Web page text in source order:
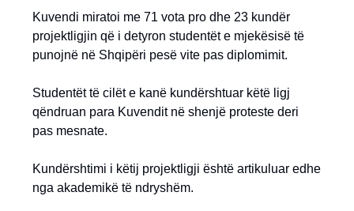
Kuvendi miratoi me 71 vota pro dhe 23 kundër
projektligjin që i detyron studentët e mjekësisë të
punojnë në Shqipëri pesë vite pas diplomimit.
Studentët të cilët e kanë kundërshtuar këtë ligj
qëndruan para Kuvendit në shenjë proteste deri
pas mesnate.
Kundërshtimi i këtij projektligji është artikuluar edhe
nga akademikë të ndryshëm.